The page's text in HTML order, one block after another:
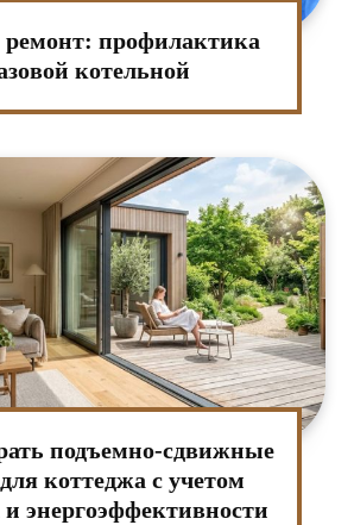
профилактика
котельной
подъемно-сдвижные
коттеджа с учетом
энергоэффективности